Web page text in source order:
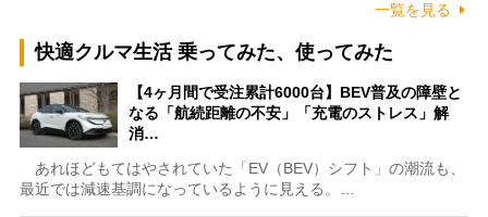
一覧を見る
快適クルマ生活 乗ってみた、使ってみた
【4ヶ月間で受注累計6000台】BEV普及の障壁と
なる「航続距離の不安」「充電のストレス」解
消…
あれほどもてはやされていた「EV（BEV）シフト」の潮流も、
最近では減速基調になっているように見える。…